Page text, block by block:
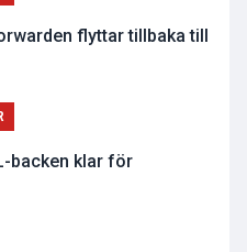
flyttar tillbaka till
backen klar för